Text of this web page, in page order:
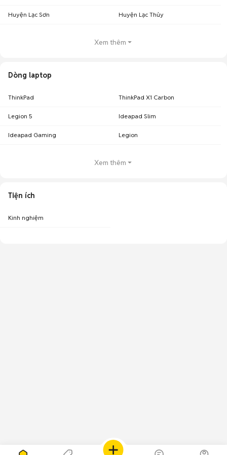
Huyện Lạc Sơn Huyện Lạc Thủy
Xem thêm
Dòng laptop
ThinkPad ThinkPad X1 Carbon
Legion 5 Ideapad Slim
Ideapad Gaming Legion
Xem thêm
Tiện ích
Kinh nghiệm